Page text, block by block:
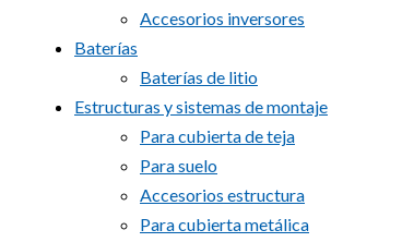
Accesorios inversores
Baterías
Baterías de litio
Estructuras y sistemas de montaje
Para cubierta de teja
Para suelo
Accesorios estructura
Para cubierta metálica